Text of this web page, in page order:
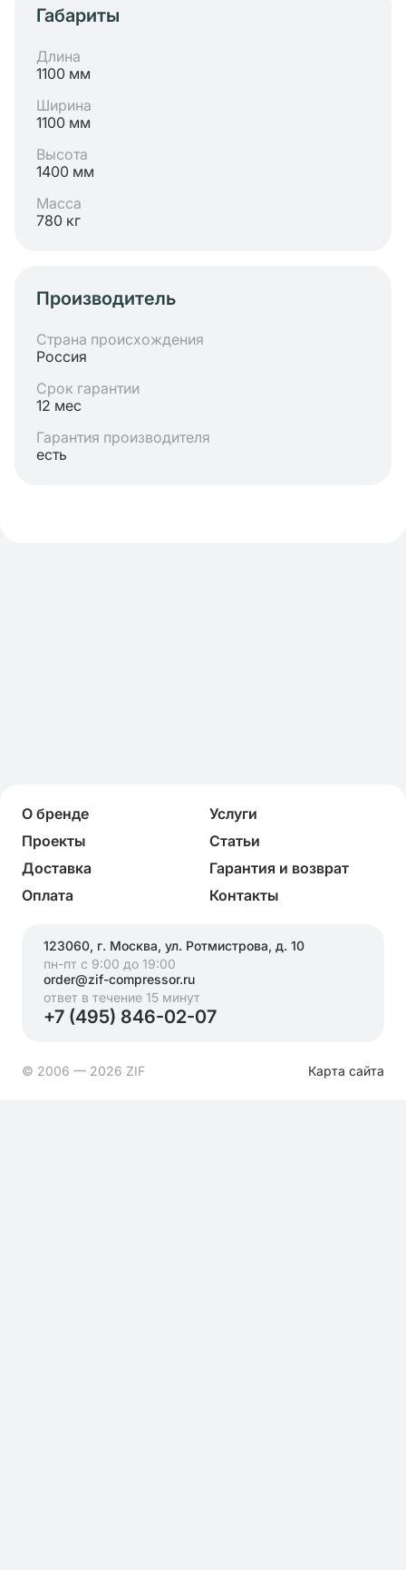
Габариты
Длина
1100 мм
Ширина
1100 мм
Высота
1400 мм
Масса
780 кг
Производитель
Страна происхождения
Россия
Срок гарантии
12 мес
Гарантия производителя
есть
О бренде
Услуги
Проекты
Статьи
Доставка
Гарантия и возврат
Оплата
Контакты
123060, г. Москва, ул. Ротмистрова, д. 10
пн-пт с 9:00 до 19:00
order@zif-compressor.ru
ответ в течение 15 минут
+7 (495) 846-02-07
© 2006 — 2026 ZIF Карта сайта